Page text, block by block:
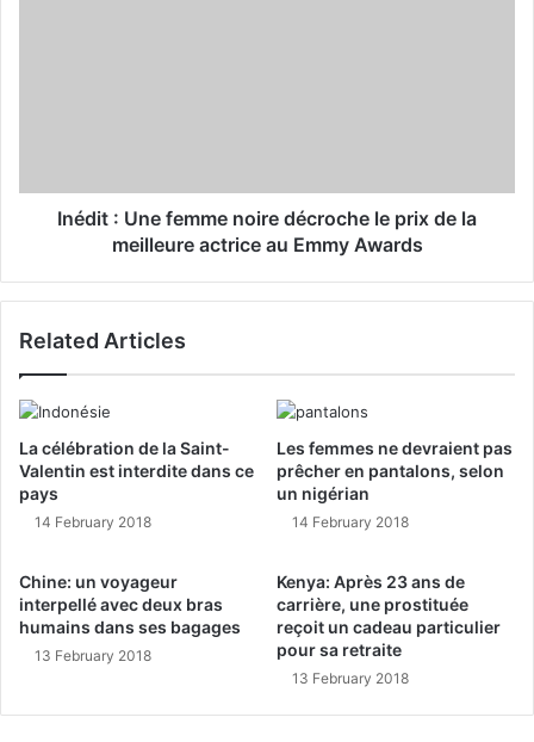
Inédit : Une femme noire décroche le prix de la
meilleure actrice au Emmy Awards
Related Articles
La célébration de la Saint-
Valentin est interdite dans ce
pays
14 February 2018
Les femmes ne devraient pas
prêcher en pantalons, selon
un nigérian
14 February 2018
Chine: un voyageur
interpellé avec deux bras
humains dans ses bagages
13 February 2018
Kenya: Après 23 ans de
carrière, une prostituée
reçoit un cadeau particulier
pour sa retraite
13 February 2018